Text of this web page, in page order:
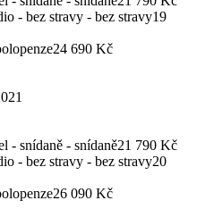
- bez stravy - bez stravy19
24 690 Kč
- snídaně - snídaně21 790 Kč
- bez stravy - bez stravy20
26 090 Kč